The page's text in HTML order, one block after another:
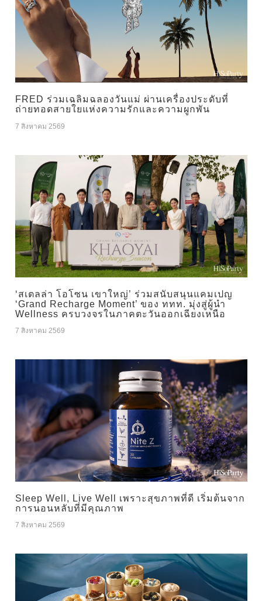
FRED ร่วมเฉลิมฉลองวันแม่ ผ่านเครื่องประดับที่
ถ่ายทอดสายใยแห่งความรักและความผูกพัน
7 สิงหาคม 2569
‘สเตลล่า โอโซน เขาใหญ่’ ร่วมสนับสนุนแคมเปญ
‘Grand Recharge Moment’ ของ ททท. มุ่งสู่ผู้นำ
Wellness ครบวงจรในภาคตะวันออกเฉียงเหนือ
7 สิงหาคม 2569
Sleep Well, Live Well เพราะสุขภาพที่ดี เริ่มต้นจาก
การนอนหลับที่มีคุณภาพ
7 สิงหาคม 2569